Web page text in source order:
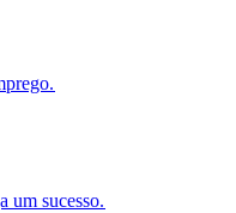
um sucesso.​​